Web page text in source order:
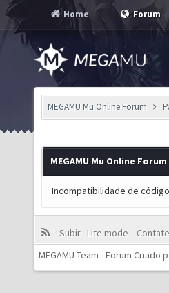
Home Forum
MEGAMU Mu Online Forum
MEGAMU Mu Online Forum
Incompatibilidade de
Subir Lite mode
MEGAMU Team - Forum Criado